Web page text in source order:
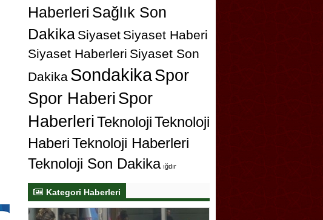
Haberleri Sağlık Son
Dakika Siyaset Siyaset Haberi
Siyaset Haberleri Siyaset Son
Dakika SondakikaSpor
Spor Haberi Spor
HaberleriTeknolojiTeknoloji
HaberiTeknoloji Haberleri
Teknoloji Son Dakika ığdır
Kategori Haberleri